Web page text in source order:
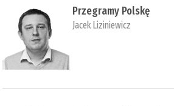
Przegramy Polskę
Jacek Liziniewicz